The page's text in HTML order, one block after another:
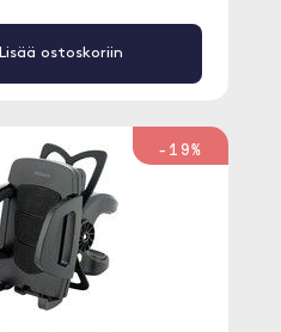
Lisää ostoskoriin
-19%